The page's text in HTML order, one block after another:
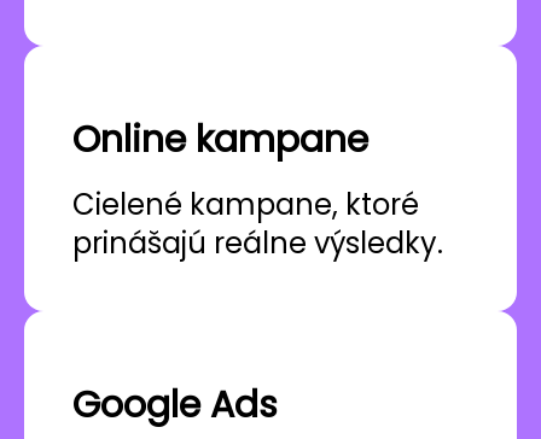
Online kampane
Cielené kampane, ktoré
prinášajú reálne výsledky.
Google Ads